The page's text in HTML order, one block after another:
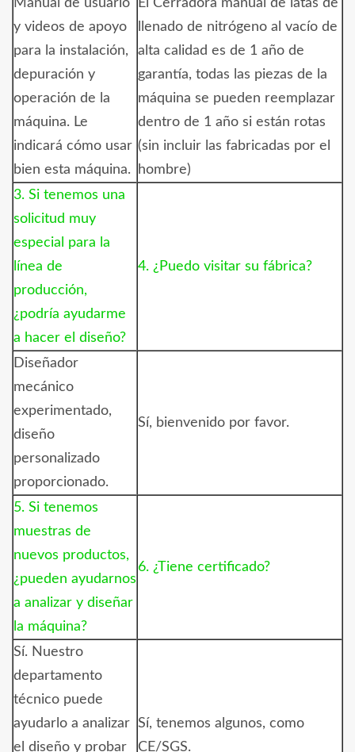
Manual de usuario
y videos de apoyo
para la instalación,
depuración y
operación de la
máquina. Le
indicará cómo usar
bien esta máquina.
El Cerradora manual de latas de
llenado de nitrógeno al vacío de
alta calidad es de 1 año de
garantía, todas las piezas de la
máquina se pueden reemplazar
dentro de 1 año si están rotas
(sin incluir las fabricadas por el
hombre)
3. Si tenemos una
solicitud muy
especial para la
línea de
producción,
¿podría ayudarme
a hacer el diseño?
4. ¿Puedo visitar su fábrica?
Diseñador
mecánico
experimentado,
diseño
personalizado
proporcionado.
Sí, bienvenido por favor.
5. Si tenemos
muestras de
nuevos productos,
¿pueden ayudarnos
a analizar y diseñar
la máquina?
6. ¿Tiene certificado?
Sí. Nuestro
departamento
técnico puede
ayudarlo a analizar
el diseño y probar
Sí, tenemos algunos, como
CE/SGS.